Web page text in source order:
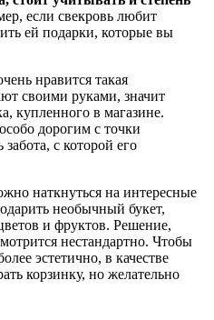
если свекровь любит
ей подарки, которые вы
нравится такая
своими руками, значит
купленного в магазине.
дорогим с точки
с которой его
наткнуться на интересные
необычный букет,
и фруктов. Решение,
нестандартно. Чтобы
эстетично, в качестве
корзинку, но желательно